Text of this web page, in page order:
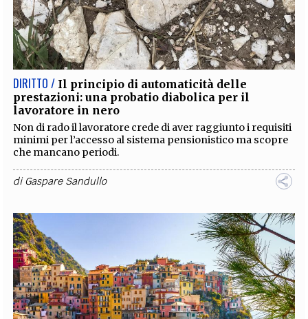
DIRITTO / Il principio di automaticità delle
prestazioni: una probatio diabolica per il
lavoratore in nero
Non di rado il lavoratore crede di aver raggiunto i requisiti
minimi per l’accesso al sistema pensionistico ma scopre
che mancano periodi.
diGaspare Sandullo